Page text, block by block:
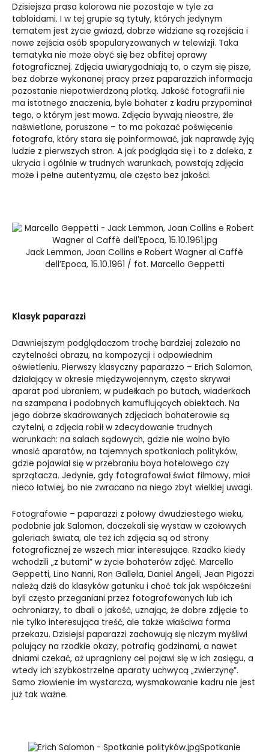
Dzisiejsza prasa kolorowa nie pozostaje w tyle za
tabloidami. I w tej grupie są tytuły, których jedynym
tematem jest życie gwiazd, dobrze widziane są rozejścia i
nowe zejścia osób spopularyzowanych w telewizji. Taka
tematyka nie może obyć się bez obfitej oprawy
fotograficznej. Zdjęcia uwiarygodniają to, o czym się pisze,
bez dobrze wykonanej pracy przez paparazzich informacja
pozostanie niepotwierdzoną plotką. Jakość fotografii nie
ma istotnego znaczenia, byle bohater z kadru przypominał
tego, o którym jest mowa. Zdjęcia bywają nieostre, źle
naświetlone, poruszone – to ma pokazać poświęcenie
fotografa, który stara się poinformować, jak naprawdę żyją
ludzie z pierwszych stron. A jak podgląda się i to z daleka, z
ukrycia i ogólnie w trudnych warunkach, powstają zdjęcia
może i pełne autentyzmu, ale często bez jakości.
Jack Lemmon, Joan Collins e Robert Wagner al Caffè
dell’Epoca, 15.10.1961 / fot. Marcello Geppetti
Klasyk paparazzi
Dawniejszym podglądaczom trochę bardziej zależało na
czytelności obrazu, na kompozycji i odpowiednim
oświetleniu. Pierwszy klasyczny paparazzo – Erich Salomon,
działający w okresie międzywojennym, często skrywał
aparat pod ubraniem, w pudełkach po butach, wiaderkach
na szampana i podobnych kamuflujących obiektach. Na
jego dobrze skadrowanych zdjęciach bohaterowie są
czytelni, a zdjęcia robił w zdecydowanie trudnych
warunkach: na salach sądowych, gdzie nie wolno było
wnosić aparatów, na tajemnych spotkaniach polityków,
gdzie pojawiał się w przebraniu boya hotelowego czy
sprzątacza. Jedynie, gdy fotografował świat filmowy, miał
nieco łatwiej, bo nie zwracano na niego zbyt wielkiej uwagi.
Fotografowie – paparazzi z połowy dwudziestego wieku,
podobnie jak Salomon, doczekali się wystaw w czołowych
galeriach świata, ale też ich zdjęcia są od strony
fotograficznej ze wszech miar interesujące. Rzadko kiedy
wchodzili „z butami” w życie bohaterów zdjęć. Marcello
Geppetti, Lino Nanni, Ron Gallela, Daniel Angeli, Jean Pigozzi
należą dziś do klasyków gatunku i choć tak jak współcześni
byli często przeganiani przez fotografowanych lub ich
ochroniarzy, to dbali o jakość, uznając, że dobre zdjęcie to
nie tylko interesująca treść, ale także właściwa forma
przekazu. Dzisiejsi paparazzi zachowują się niczym myśliwi
polujący na rzadkie okazy, potrafią godzinami, a nawet
dniami czekać, aż upragniony cel pojawi się w ich zasięgu, a
wtedy ich szybkostrzelne aparaty uchwycą „zwierzynę”.
Samo złowienie im wystarcza, wysmakowanie kadru nie jest
już tak ważne.
Spotkanie